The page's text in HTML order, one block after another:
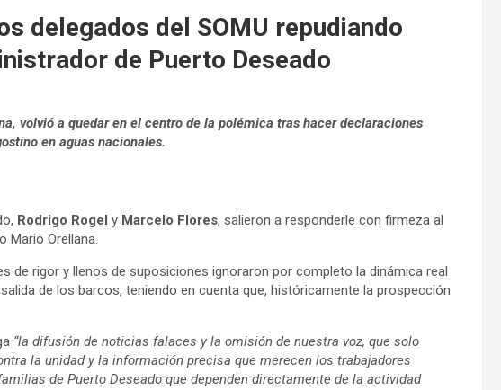
delegados del SOMU repudiando
de Puerto Deseado
volvió a quedar en el centro de la polémica tras hacer declaraciones
en aguas nacionales.
Rodrigo Rogel y Marcelo Flores, salieron a responderle con firmeza al
Mario Orellana.
de rigor y llenos de suposiciones ignoraron por completo la dinámica real
de los barcos, teniendo en cuenta que, históricamente la prospección
“la difusión de noticias falaces y la omisión de nuestra voz, que solo
la unidad y la información precisa que merecen los trabajadores
de Puerto Deseado que dependen directamente de la actividad